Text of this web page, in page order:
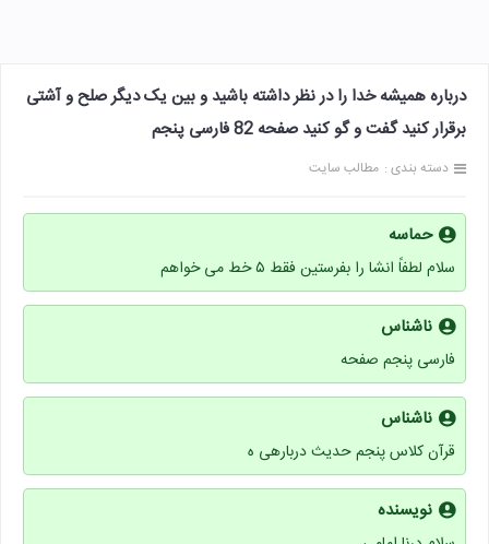
درباره همیشه خدا را در نظر داشته باشید و بین یک دیگر صلح و آشتی
برقرار کنید گفت و گو کنید صفحه 82 فارسی پنجم
دسته بندی : مطالب سایت
حماسه
سلام لطفاً انشا را بفرستین فقط ۵ خط می خواهم
ناشناس
فارسی پنجم صفحه
ناشناس
قرآن کلاس پنجم حدیث دربارهی ه
نویسنده